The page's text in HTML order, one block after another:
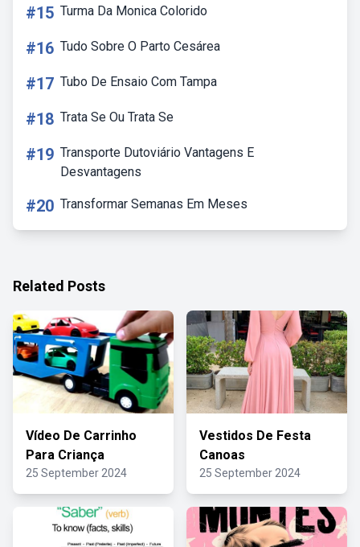
#15 Turma Da Monica Colorido
#16 Tudo Sobre O Parto Cesárea
#17 Tubo De Ensaio Com Tampa
#18 Trata Se Ou Trata Se
#19 Transporte Dutoviário Vantagens E
Desvantagens
#20 Transformar Semanas Em Meses
Related Posts
Vídeo De Carrinho
Para Criança
25 September 2024
Vestidos De Festa
Canoas
25 September 2024